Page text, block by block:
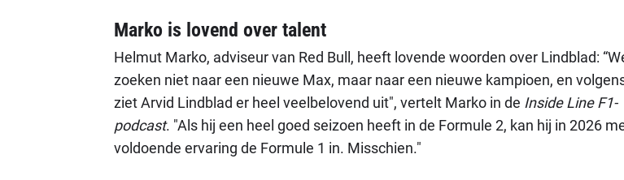
Marko is lovend over talent
Helmut Marko, adviseur van Red Bull, heeft lovende woorden over Lindblad:
zoeken niet naar een nieuwe Max, maar naar een nieuwe kampioen, en
ziet Arvid Lindblad er heel veelbelovend uit", vertelt Marko in de Inside Line F1-
podcast. "Als hij een heel goed seizoen heeft in de Formule 2, kan hij in 2026
voldoende ervaring de Formule 1 in. Misschien."